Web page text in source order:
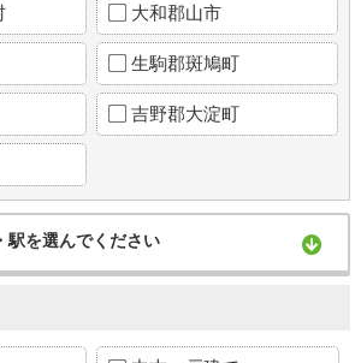
大和郡山市
生駒郡斑鳩町
吉野郡大淀町
駅を選んでください